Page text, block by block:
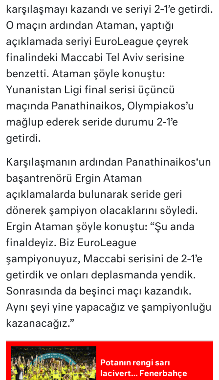
karşılaşmayı kazandı ve seriyi 2-1’e getirdi.
O maçın ardından Ataman, yaptığı
açıklamada seriyi EuroLeague çeyrek
finalindeki Maccabi Tel Aviv serisine
benzetti. Ataman şöyle konuştu:
Yunanistan Ligi final serisi üçüncü
maçında Panathinaikos, Olympiakos’u
mağlup ederek seride durumu 2-1’e
getirdi.
Karşılaşmanın ardından Panathinaikos‘un
başantrenörü Ergin Ataman
açıklamalarda bulunarak seride geri
dönerek şampiyon olacaklarını söyledi.
Ergin Ataman şöyle konuştu: “Şu anda
finaldeyiz. Biz EuroLeague
şampiyonuyuz, Maccabi serisini de 2-1’e
getirdik ve onları deplasmanda yendik.
Sonrasında da beşinci maçı kazandık.
Aynı şeyi yine yapacağız ve şampiyonluğu
kazanacağız.”
Potanın rengi sarı
lacivert… Fenerbahçe